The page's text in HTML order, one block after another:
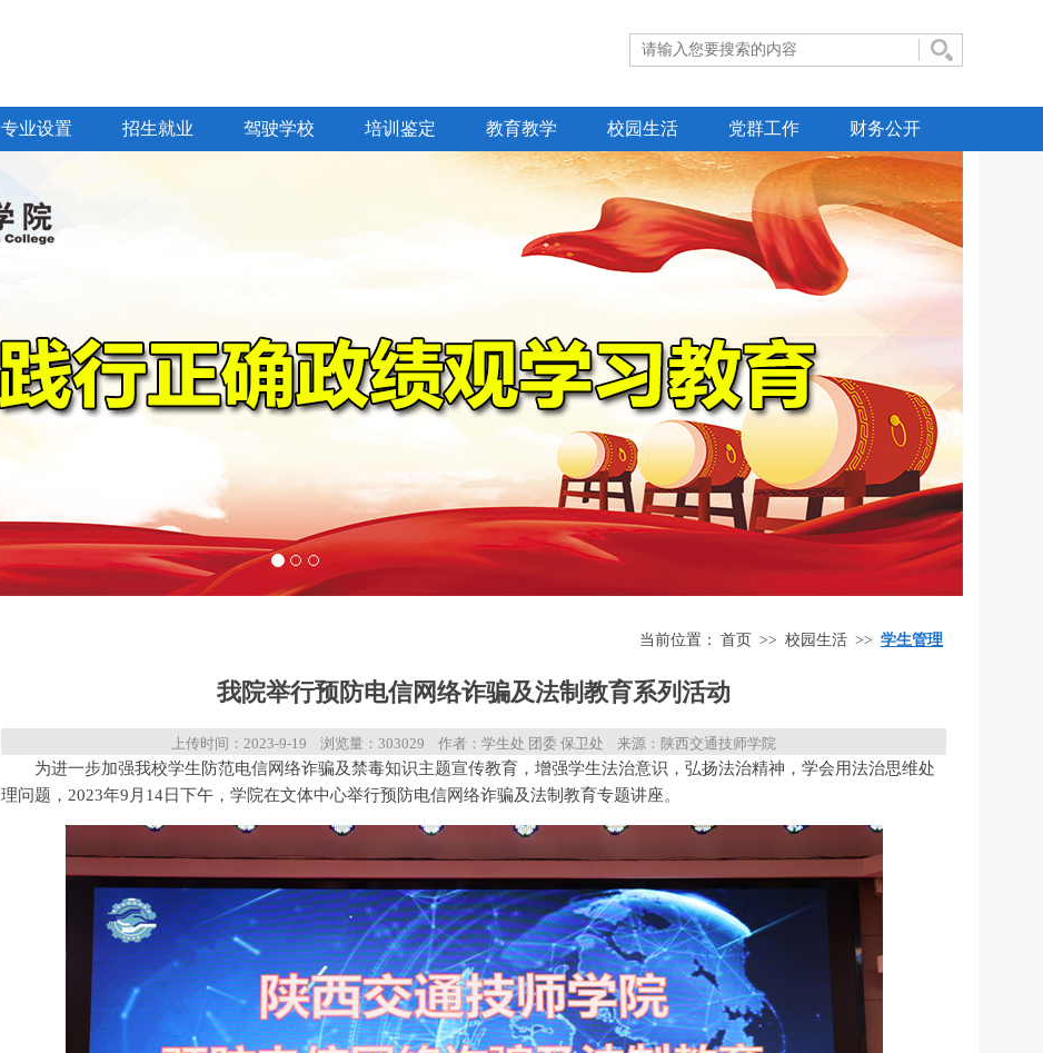
专业设置 招生就业 驾驶学校 培训鉴定 教育教学 校园生活 党群工作 财务公开
当前位置： 首页 >> 校园生活 >> 学生管理
我院举行预防电信网络诈骗及法制教育系列活动
上传时间： 2023-9-19 浏览量： 303029 作者：学生处 团委 保卫处 来源：陕西交通技师学院
为进一步加强我校学生防范电信网络诈骗及禁毒知识主题宣传教育，增强学生法治意识，弘扬法治精神，学会用法治思维处
理问题，2023年9月14日下午，学院在文体中心举行预防电信网络诈骗及法制教育专题讲座。